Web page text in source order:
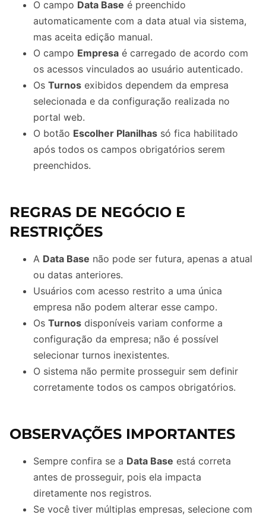
O campo Data Base é preenchido
automaticamente com a data atual via sistema,
mas aceita edição manual.
O campo Empresa é carregado de acordo com
os acessos vinculados ao usuário autenticado.
Os Turnos exibidos dependem da empresa
selecionada e da configuração realizada no
portal web.
O botão Escolher Planilhas só fica habilitado
após todos os campos obrigatórios serem
preenchidos.
REGRAS DE NEGÓCIO E
RESTRIÇÕES
A Data Base não pode ser futura, apenas a atual
ou datas anteriores.
Usuários com acesso restrito a uma única
empresa não podem alterar esse campo.
Os Turnos disponíveis variam conforme a
configuração da empresa; não é possível
selecionar turnos inexistentes.
O sistema não permite prosseguir sem definir
corretamente todos os campos obrigatórios.
OBSERVAÇÕES IMPORTANTES
Sempre confira se a Data Base está correta
antes de prosseguir, pois ela impacta
diretamente nos registros.
Se você tiver múltiplas empresas, selecione com